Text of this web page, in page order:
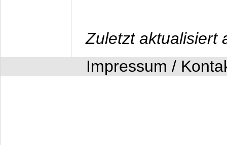
Zuletzt aktualisiert
Impressum /